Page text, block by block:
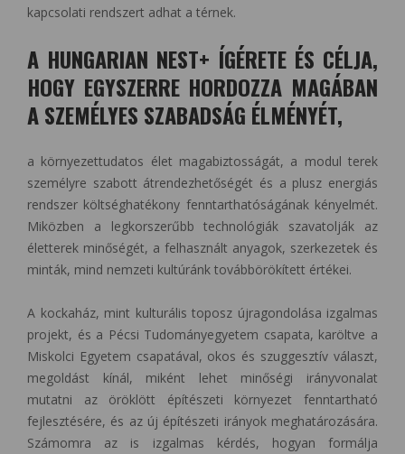
kapcsolati rendszert adhat a térnek.
A HUNGARIAN NEST+ ÍGÉRETE ÉS CÉLJA,
HOGY EGYSZERRE HORDOZZA MAGÁBAN
A SZEMÉLYES SZABADSÁG ÉLMÉNYÉT,
a környezettudatos élet magabiztosságát, a modul terek
személyre szabott átrendezhetőségét és a plusz energiás
rendszer költséghatékony fenntarthatóságának kényelmét.
Miközben a legkorszerűbb technológiák szavatolják az
életterek minőségét, a felhasznált anyagok, szerkezetek és
minták, mind nemzeti kultúránk továbbörökített értékei.
A kockaház, mint kulturális toposz újragondolása izgalmas
projekt, és a Pécsi Tudományegyetem csapata, karöltve a
Miskolci Egyetem csapatával, okos és szuggesztív választ,
megoldást kínál, miként lehet minőségi irányvonalat
mutatni az öröklött építészeti környezet fenntartható
fejlesztésére, és az új építészeti irányok meghatározására.
Számomra az is izgalmas kérdés, hogyan formálja